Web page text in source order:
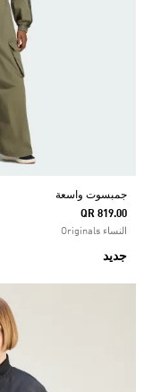
جمبسوت واسعة
QR 819.00
النساء Originals
جديد